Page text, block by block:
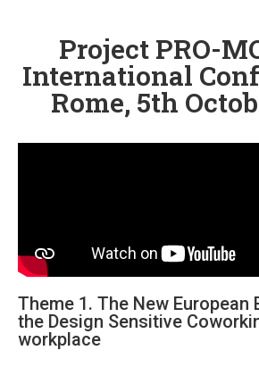
Project PRO-
International
Rome, 5th
Theme 1. The New European
the Design Sensitive
workplace